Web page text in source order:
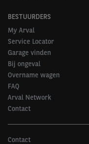
BESTUURDERS
My Arval
Service Locator
Garage vinden
Bij ongeval
Overname wagen
FAQ
Arval Network
Contact
Contact